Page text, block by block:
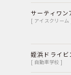
サーティワン
[ アイスクリーム
姪浜ドライビ
[ 自動車学校 ]